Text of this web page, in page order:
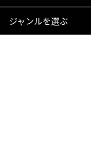
ジャンルを選ぶ